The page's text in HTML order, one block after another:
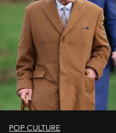
POP CULTURE